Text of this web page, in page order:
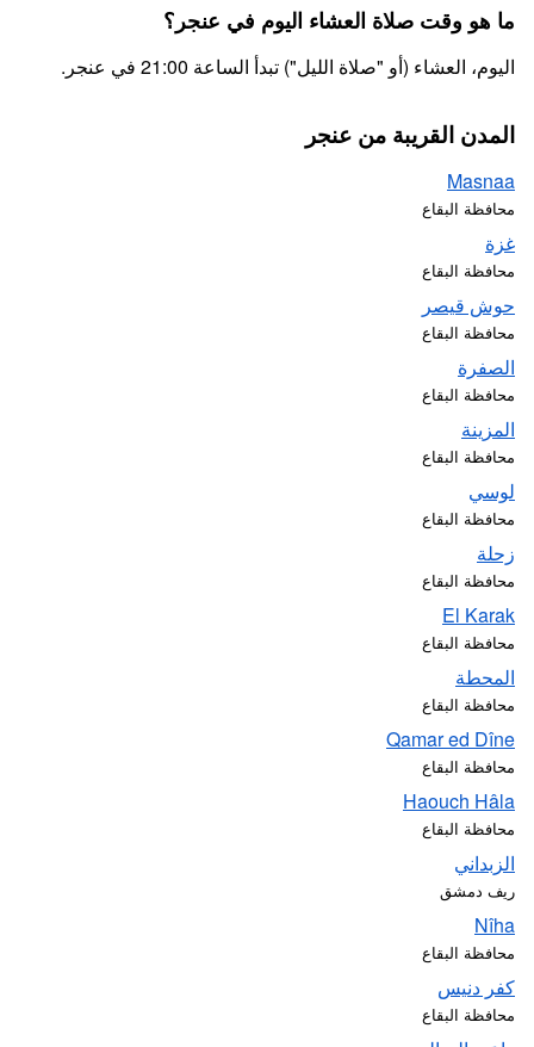
ما هو وقت صلاة العشاء اليوم في عنجر؟
اليوم، العشاء (أو "صلاة الليل") تبدأ الساعة 21:00 في عنجر.
المدن القريبة من عنجر
Masnaa
محافظة البقاع
غزة
محافظة البقاع
حوش قيصر
محافظة البقاع
الصفرة
محافظة البقاع
المزينة
محافظة البقاع
لوسي
محافظة البقاع
زحلة
محافظة البقاع
El Karak
محافظة البقاع
المحطة
محافظة البقاع
Qamar ed Dîne
محافظة البقاع
Haouch Hâla
محافظة البقاع
الزبداني
ريف دمشق
Nîha
محافظة البقاع
كفر دنيس
محافظة البقاع